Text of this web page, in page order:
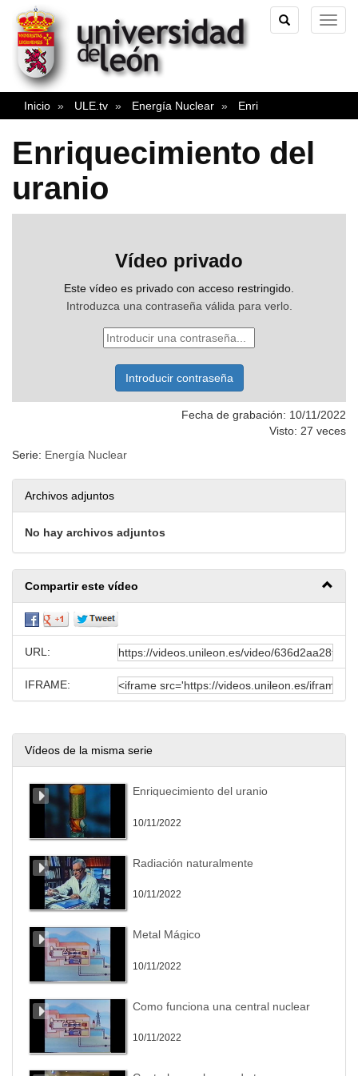
TOGGLE
SEARCH
Inicio ULE.tv Energía Nuclear Enri
Enriquecimiento del
uranio
Fecha de grabación: 10/11/2022
Visto: 27 veces
Serie: Energía Nuclear
Archivos adjuntos
No hay archivos adjuntos
Compartir este vídeo
URL:
IFRAME:
Vídeos de la misma serie
Enriquecimiento del uranio
10/11/2022
Radiación naturalmente
10/11/2022
Metal Mágico
10/11/2022
Como funciona una central nuclear
10/11/2022